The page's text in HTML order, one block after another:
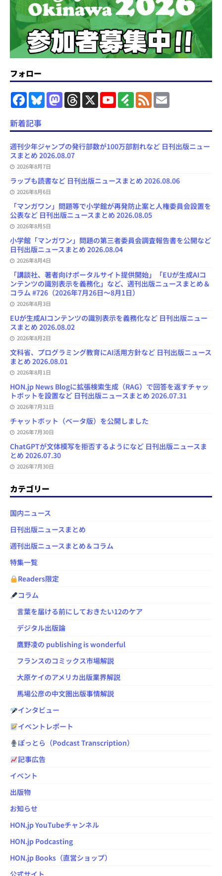
フォロー
F
a
e
b
o
k
B
s
y
M
a
o
o
n
T
h
a
s
X
Y
o
u
e
C
n
F
e
l
F
e
l
新着記事
週刊少年ジャンプの発行部数が100万部割れなど 日刊出版ニュー
スまとめ 2026.08.07
2026年8月7日
ラップも読書など 日刊出版ニュースまとめ 2026.08.06
2026年8月6日
「マンガワン」問題等で小学館が再発防止案と人権委員会設置を
公表など 日刊出版ニュースまとめ 2026.08.05
2026年8月5日
小学館「マンガワン」問題の第三者委員会調査報告書を公開など
日刊出版ニュースまとめ 2026.08.04
2026年8月4日
「講談社、著者向けポータルサイト提供開始」「EUが生成AIコ
ンテンツの識別表示を義務化」など、週刊出版ニュースまとめ＆
コラム #726（2026年7月26日～8月1日）
2026年8月3日
EUが生成AIコンテンツの識別表示を義務化など 日刊出版ニュー
スまとめ 2026.08.02
2026年8月2日
文科省、プログラミング教育にAI活用方針など 日刊出版ニュース
まとめ 2026.08.01
2026年8月1日
HON.jp News Blogに拡張検索生成（RAG）で回答を返すチャッ
トボットを設置など 日刊出版ニュースまとめ 2026.07.31
2026年7月31日
チャットボット（ベータ版）を公開しました
2026年7月30日
ChatGPTが文体模写を拒否するようになど 日刊出版ニュースま
とめ 2026.07.30
2026年7月30日
カテゴリー
国内ニュース
日刊出版ニュースまとめ
週刊出版ニュースまとめ＆コラム
特集一覧
Readers限定
コラム
言葉を届ける前にしておきたい12のケア
デジタル出版論
鷹野凌の publishing is wonderful
フランスのコミックス市場解説
大原ケイのアメリカ出版業界解説
馬場公彦の中文圏出版事情解説
インタビュー
イベントレポート
ぽっとら（Podcast Transcription）
記事広告
イベント
出版物
お知らせ
HON.jp YouTubeチャンネル
HON.jp Podcasting
HON.jp Books（直営ショップ）